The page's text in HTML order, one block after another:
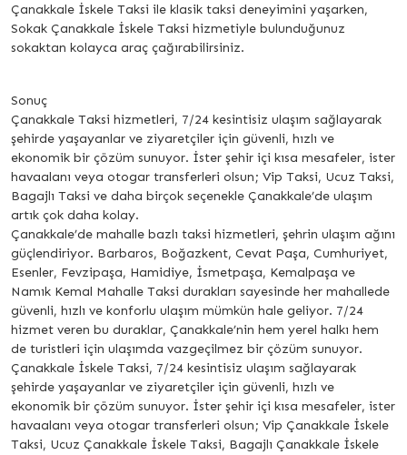
Çanakkale İskele Taksi ile klasik taksi deneyimini yaşarken,
Sokak Çanakkale İskele Taksi hizmetiyle bulunduğunuz
sokaktan kolayca araç çağırabilirsiniz.
Sonuç
Çanakkale Taksi hizmetleri, 7/24 kesintisiz ulaşım sağlayarak
şehirde yaşayanlar ve ziyaretçiler için güvenli, hızlı ve
ekonomik bir çözüm sunuyor. İster şehir içi kısa mesafeler, ister
havaalanı veya otogar transferleri olsun; Vip Taksi, Ucuz Taksi,
Bagajlı Taksi ve daha birçok seçenekle Çanakkale’de ulaşım
artık çok daha kolay.
Çanakkale’de mahalle bazlı taksi hizmetleri, şehrin ulaşım ağını
güçlendiriyor. Barbaros, Boğazkent, Cevat Paşa, Cumhuriyet,
Esenler, Fevzipaşa, Hamidiye, İsmetpaşa, Kemalpaşa ve
Namık Kemal Mahalle Taksi durakları sayesinde her mahallede
güvenli, hızlı ve konforlu ulaşım mümkün hale geliyor. 7/24
hizmet veren bu duraklar, Çanakkale’nin hem yerel halkı hem
de turistleri için ulaşımda vazgeçilmez bir çözüm sunuyor.
Çanakkale İskele Taksi, 7/24 kesintisiz ulaşım sağlayarak
şehirde yaşayanlar ve ziyaretçiler için güvenli, hızlı ve
ekonomik bir çözüm sunuyor. İster şehir içi kısa mesafeler, ister
havaalanı veya otogar transferleri olsun; Vip Çanakkale İskele
Taksi, Ucuz Çanakkale İskele Taksi, Bagajlı Çanakkale İskele